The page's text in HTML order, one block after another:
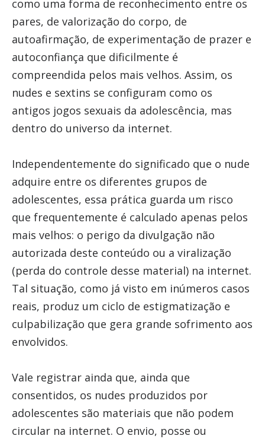
como uma forma de reconhecimento entre os
pares, de valorização do corpo, de
autoafirmação, de experimentação de prazer e
autoconfiança que dificilmente é
compreendida pelos mais velhos. Assim, os
nudes e sextins se configuram como os
antigos jogos sexuais da adolescência, mas
dentro do universo da internet.
Independentemente do significado que o nude
adquire entre os diferentes grupos de
adolescentes, essa prática guarda um risco
que frequentemente é calculado apenas pelos
mais velhos: o perigo da divulgação não
autorizada deste conteúdo ou a viralização
(perda do controle desse material) na internet.
Tal situação, como já visto em inúmeros casos
reais, produz um ciclo de estigmatização e
culpabilização que gera grande sofrimento aos
envolvidos.
Vale registrar ainda que, ainda que
consentidos, os nudes produzidos por
adolescentes são materiais que não podem
circular na internet. O envio, posse ou